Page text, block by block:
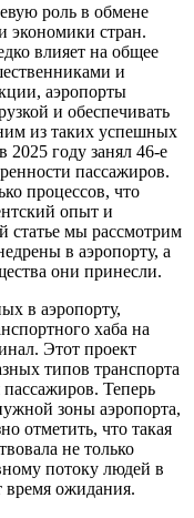
роль в обмене
экономики стран.
влияет на общее
и
аэропорты
и обеспечивать
из таких успешных
2025 году занял 46-е
пассажиров.
процессов, что
опыт и
статье мы рассмотрим
в аэропорту, а
они принесли.
в аэропорту,
хаба на
Этот проект
типов транспорта
Теперь
зоны аэропорта,
отметить, что такая
не только
потоку людей в
время ожидания.